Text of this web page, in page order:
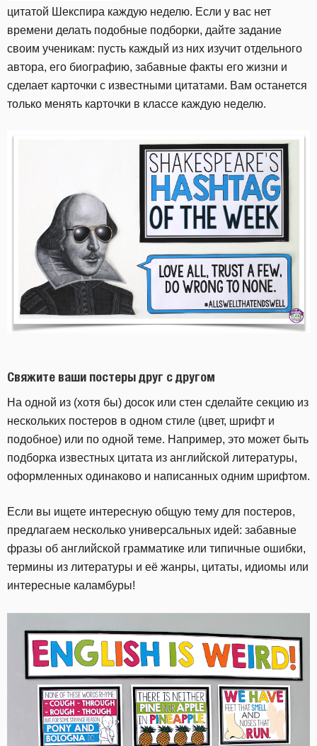
цитатой Шекспира каждую неделю. Если у вас нет
времени делать подобные подборки, дайте задание
своим ученикам: пусть каждый из них изучит отдельного
автора, его биографию, забавные факты его жизни и
сделает карточки с известными цитатами. Вам останется
только менять карточки в классе каждую неделю.
Свяжите ваши постеры друг с другом
На одной из (хотя бы) досок или стен сделайте секцию из
нескольких постеров в одном стиле (цвет, шрифт и
подобное) или по одной теме. Например, это может быть
подборка известных цитата из английской литературы,
оформленных одинаково и написанных одним шрифтом.
Если вы ищете интересную общую тему для постеров,
предлагаем несколько универсальных идей: забавные
фразы об английской грамматике или типичные ошибки,
термины из литературы и её жанры, цитаты, идиомы или
интересные каламбуры!